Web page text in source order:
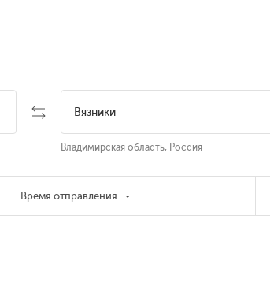
Владимирская область, Россия
Время отправления